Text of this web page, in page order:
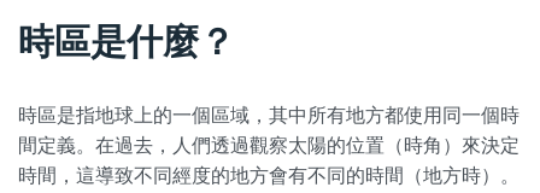
時區是什麼？
時區是指地球上的一個區域，其中所有地方都使用同一個時
間定義。在過去，人們透過觀察太陽的位置（時角）來決定
時間，這導致不同經度的地方會有不同的時間（地方時）。